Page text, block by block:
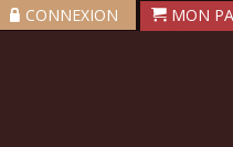
CONNEXION